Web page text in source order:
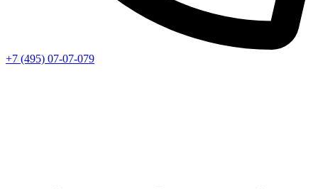
+7 (495) 07-07-079